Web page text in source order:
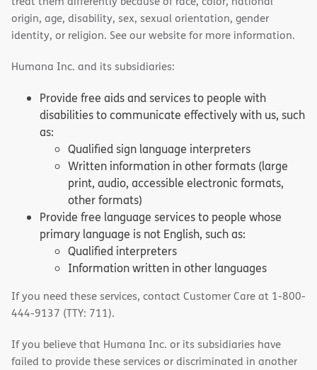
origin, age, disability, sex, sexual orientation, gender
identity, or religion. See our website for more information.
Humana Inc. and its subsidiaries:
Provide free aids and services to people with
disabilities to communicate effectively with us, such
as:
Qualified sign language interpreters
Written information in other formats (large
print, audio, accessible electronic formats,
other formats)
Provide free language services to people whose
primary language is not English, such as:
Qualified interpreters
Information written in other languages
If you need these services, contact Customer Care at 1-800-
444-9137 (TTY: 711).
If you believe that Humana Inc. or its subsidiaries have
failed to provide these services or discriminated in another